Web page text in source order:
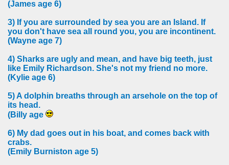
(James age 6)
3) If you are surrounded by sea you are an Island. If
you don't have sea all round you, you are incontinent.
(Wayne age 7)
4) Sharks are ugly and mean, and have big teeth, just
like Emily Richardson. She's not my friend no more.
(Kylie age 6)
5) A dolphin breaths through an arsehole on the top of
its head.
(Billy age
6) My dad goes out in his boat, and comes back with
crabs.
(Emily Burniston age 5)